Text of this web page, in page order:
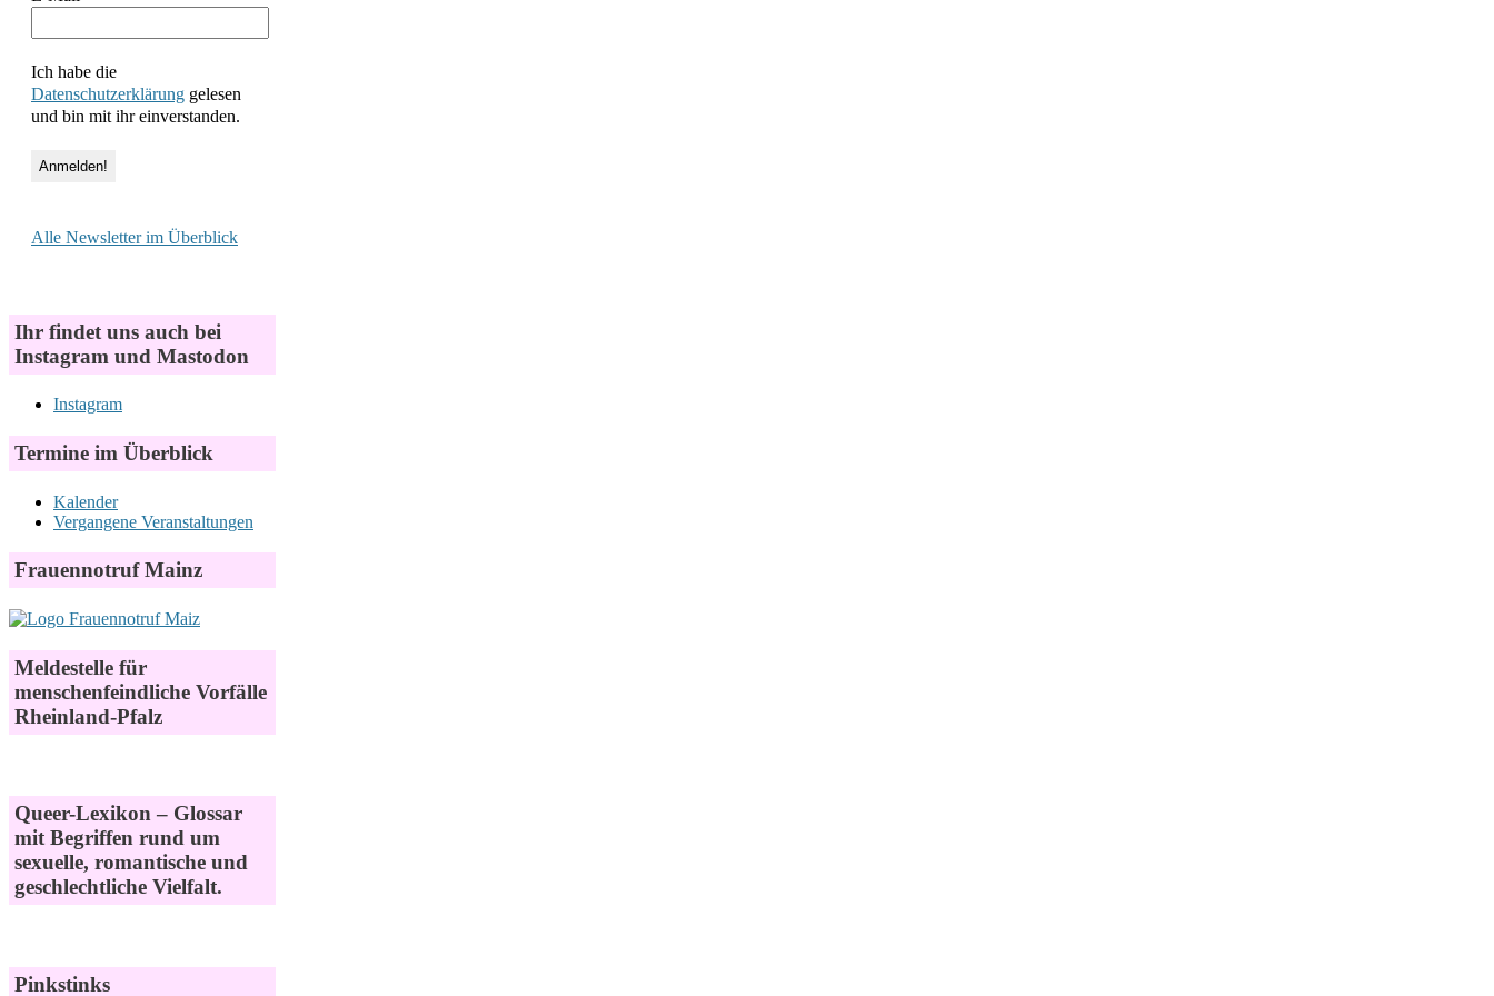
Ich habe die
Datenschutzerklärung gelesen
und bin mit ihr einverstanden.
Alle Newsletter im Überblick
Ihr findet uns auch bei
Instagram und Mastodon
Instagram
Termine im Überblick
Kalender
Vergangene Veranstaltungen
Frauennotruf Mainz
Meldestelle für
menschenfeindliche Vorfälle
Rheinland-Pfalz
Queer-Lexikon – Glossar
mit Begriffen rund um
sexuelle, romantische und
geschlechtliche Vielfalt.
Pinkstinks